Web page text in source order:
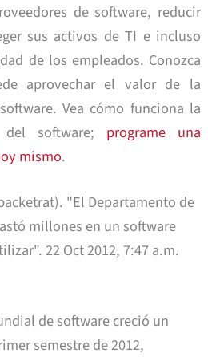
de software, reducir
sus activos de TI e incluso
de los empleados. Conozca
aprovechar el valor de la
Vea cómo funciona la
software; programe una
mismo.
"El Departamento de
millones en un software
22 Oct 2012, 7:47 a.m.
de software creció un
semestre de 2012,